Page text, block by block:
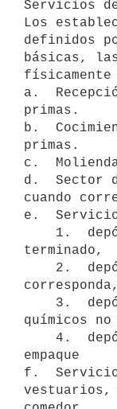
Servicios
Los
definidos
básicas,
a.
primas.
b.
primas.
c.
d.  Sector
cuando
e.
terminado,
corresponda,
químicos
empaque
f.